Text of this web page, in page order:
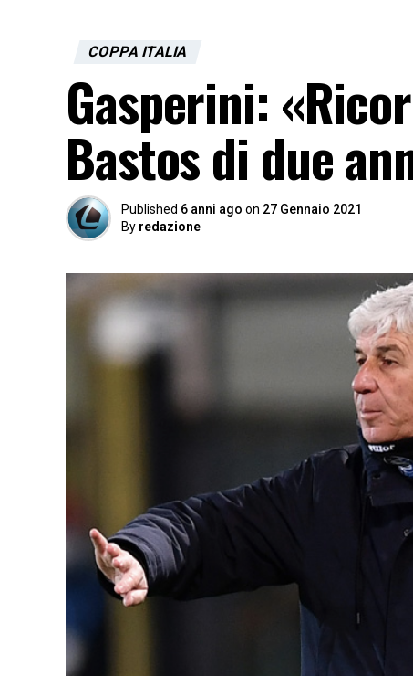
COPPA ITALIA
Gasperini:
Bastos di due
Published 6 anni ago on 27 Gennaio 2021
By redazione